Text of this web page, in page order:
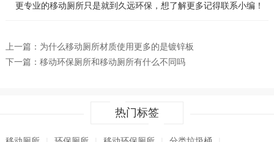
更专业的移动厕所只是就到久远环保，想了解更多记得联系小编！
上一篇： 为什么移动厕所材质使用更多的是镀锌板
下一篇： 移动环保厕所和移动厕所有什么不同吗
热门标签